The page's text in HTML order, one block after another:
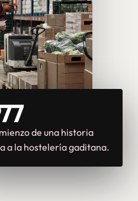
de una historia
a la hostelería gaditana.